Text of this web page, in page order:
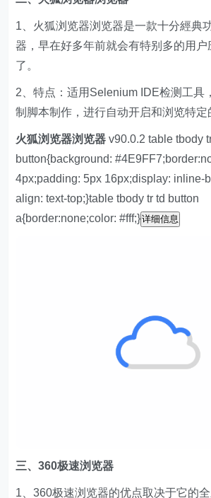
1、火狐浏览器浏览器是一款十分經典
器，早在好多年前就会有特别多的用户
了。
2、特点：适用Selenium IDE检测工具
制脚本制作，进行自动开启和浏览特定
火狐浏览器浏览器 v90.0.2 table tbody
button{background:
4px;padding: 5px 16px;display: inline-
align: text-top;}table tbody tr td button
a{border:none;color: #fff;}详细信息
三、360极速浏览器
1、360极速浏览器的优点取决于它的